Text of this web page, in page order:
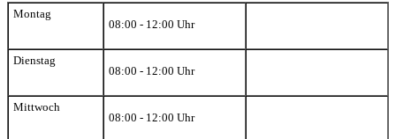
Montag
08:00 - 12:00 Uhr
Dienstag
08:00 - 12:00 Uhr
Mittwoch
08:00 - 12:00 Uhr